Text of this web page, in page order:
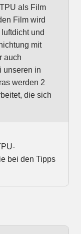
als Film
Film wird
und
mit
auch
unseren in
werden 2
die sich
bei den Tipps